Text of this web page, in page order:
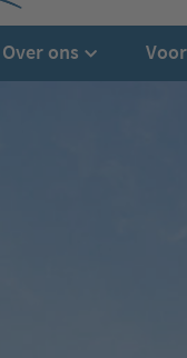
Over ons